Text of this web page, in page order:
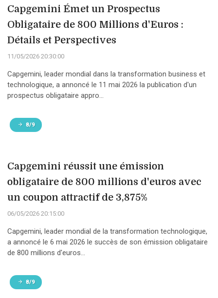
Capgemini Émet un Prospectus
Obligataire de 800 Millions d'Euros :
Détails et Perspectives
11/05/2026 20:30:00
Capgemini, leader mondial dans la transformation business et
technologique, a annoncé le 11 mai 2026 la publication d'un
prospectus obligataire appro...
8/9
Capgemini réussit une émission
obligataire de 800 millions d'euros avec
un coupon attractif de 3,875%
06/05/2026 20:15:00
Capgemini, leader mondial de la transformation technologique,
a annoncé le 6 mai 2026 le succès de son émission obligataire
de 800 millions d'euros...
8/9